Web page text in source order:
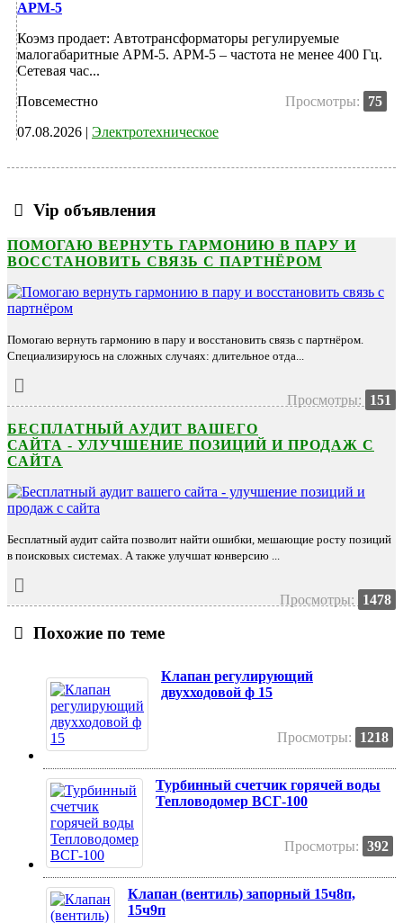
АРМ-5
Коэмз продает: Автотрансформаторы регулируемые
малогабаритные АРМ-5. АРМ-5 – частота не менее 400 Гц.
Сетевая час...
Повсеместно
Просмотры:
75
07.08.2026 | Электротехническое
Vip объявления
ПОМОГАЮ ВЕРНУТЬ ГАРМОНИЮ В ПАРУ И
ВОССТАНОВИТЬ СВЯЗЬ С ПАРТНЁРОМ
Помогаю вернуть гармонию в пару и восстановить связь с партнёром.
Специализируюсь на сложных случаях: длительное отда...
Просмотры:
151
БЕСПЛАТНЫЙ АУДИТ ВАШЕГО
САЙТА - УЛУЧШЕНИЕ ПОЗИЦИЙ И ПРОДАЖ С
САЙТА
Бесплатный аудит сайта позволит найти ошибки, мешающие росту позиций
в поисковых системах. А также улучшат конверсию ...
Просмотры: 1478
Похожие по теме
Клапан регулирующий
двухходовой ф 15
Просмотры: 1218
Турбинный счетчик горячей воды
Тепловодомер ВСГ-100
Просмотры: 392
Клапан (вентиль) запорный 15ч8п,
15ч9п